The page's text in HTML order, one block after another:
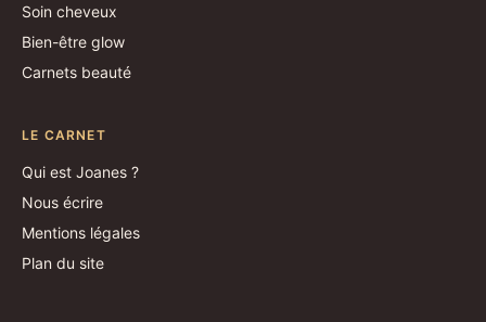
Soin cheveux
Bien-être glow
Carnets beauté
LE CARNET
Qui est Joanes ?
Nous écrire
Mentions légales
Plan du site